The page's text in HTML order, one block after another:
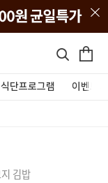
식단프로그램 이벤트&
김밥